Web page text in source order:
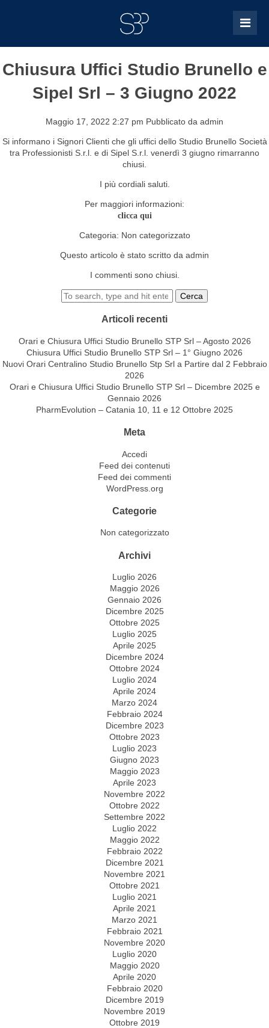
Chiusura Uffici Studio Brunello e
Sipel Srl – 3 Giugno 2022
Maggio 17, 2022 2:27 pm Pubblicato da admin
Si informano i Signori Clienti che gli uffici dello Studio Brunello Società
tra Professionisti S.r.l. e di Sipel S.r.l. venerdì 3 giugno rimarranno
chiusi.
I più cordiali saluti.
Per maggiori informazioni:
clicca qui
Categoria: Non categorizzato
Questo articolo è stato scritto da admin
I commenti sono chiusi.
Cerca
Articoli recenti
Orari e Chiusura Uffici Studio Brunello STP Srl – Agosto 2026
Chiusura Uffici Studio Brunello STP Srl – 1° Giugno 2026
Nuovi Orari Centralino Studio Brunello Stp Srl a Partire dal 2 Febbraio
2026
Orari e Chiusura Uffici Studio Brunello STP Srl – Dicembre 2025 e
Gennaio 2026
PharmEvolution – Catania 10, 11 e 12 Ottobre 2025
Meta
Accedi
Feed dei contenuti
Feed dei commenti
WordPress.org
Categorie
Non categorizzato
Archivi
Luglio 2026
Maggio 2026
Gennaio 2026
Dicembre 2025
Ottobre 2025
Luglio 2025
Aprile 2025
Dicembre 2024
Ottobre 2024
Luglio 2024
Aprile 2024
Marzo 2024
Febbraio 2024
Dicembre 2023
Ottobre 2023
Luglio 2023
Giugno 2023
Maggio 2023
Aprile 2023
Novembre 2022
Ottobre 2022
Settembre 2022
Luglio 2022
Maggio 2022
Febbraio 2022
Dicembre 2021
Novembre 2021
Ottobre 2021
Luglio 2021
Aprile 2021
Marzo 2021
Febbraio 2021
Novembre 2020
Luglio 2020
Maggio 2020
Aprile 2020
Febbraio 2020
Dicembre 2019
Novembre 2019
Ottobre 2019